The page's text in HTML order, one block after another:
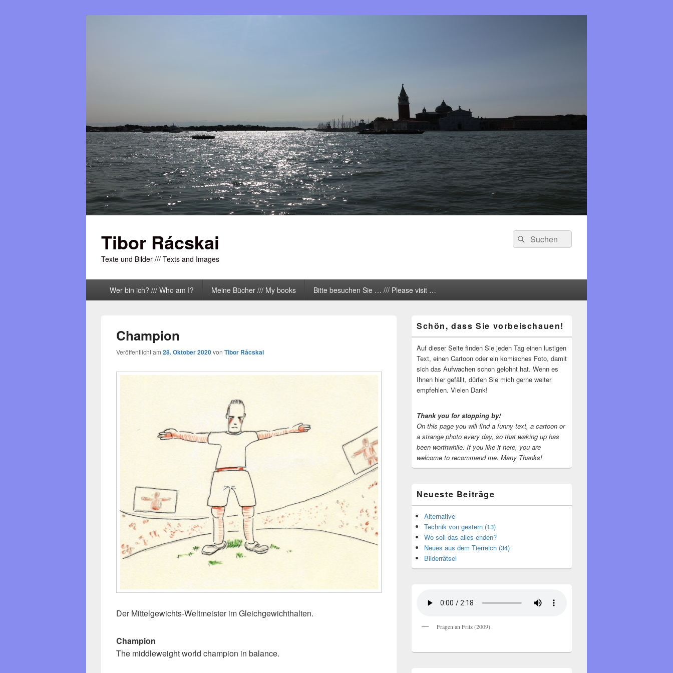
Tibor Rácskai
Texte und Bilder /// Texts and Images
Suchen
nach:
Suchen
Wer bin ich? /// Who am I? Meine Bücher /// My books Bitte besuchen Sie … /// Please visit …
Champion
Veröffentlicht am 28. Oktober 2020von Tibor Rácskai
Der Mittelgewichts-Weltmeister im Gleichgewichthalten.
Champion
The middleweight world champion in balance.
Seitenleisten-
Widgetbereich
Schön, dass Sie vorbeischauen!
Auf dieser Seite finden Sie jeden Tag einen lustigen
Text, einen Cartoon oder ein komisches Foto, damit
sich das Aufwachen schon gelohnt hat. Wenn es
Ihnen hier gefällt, dürfen Sie mich gerne weiter
empfehlen. Vielen Dank!
Thank you for stopping by!
On this page you will find a funny text, a cartoon or
a strange photo every day, so that waking up has
been worthwhile. If you like it here, you are
welcome to recommend me. Many Thanks!
Neueste Beiträge
Alternative
Technik von gestern (13)
Wo soll das alles enden?
Neues aus dem Tierreich (34)
Bilderrätsel
Fragen an Fritz (2009)